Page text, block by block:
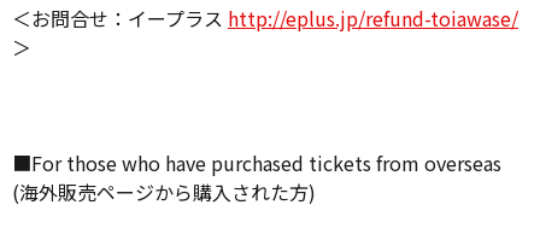
＜お問合せ：イープラス http://eplus.jp/refund-toiawase/
＞
■For those who have purchased tickets from overseas
(海外販売ページから購入された方)